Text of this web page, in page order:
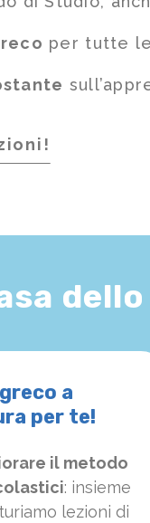
per tutte
a
per te!
il metodo
: insieme
lezioni di